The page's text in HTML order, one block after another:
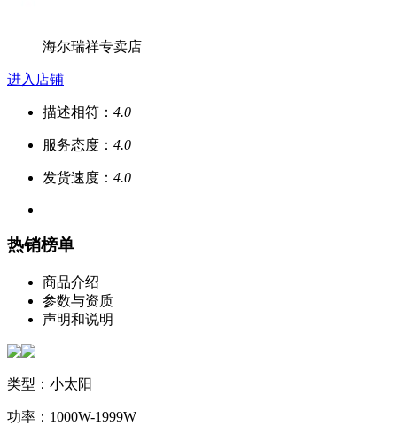
海尔瑞祥专卖店
进入店铺
描述相符： 4.0
服务态度： 4.0
发货速度： 4.0
热销榜单
商品介绍
参数与资质
声明和说明
类型：小太阳
功率：1000W-1999W